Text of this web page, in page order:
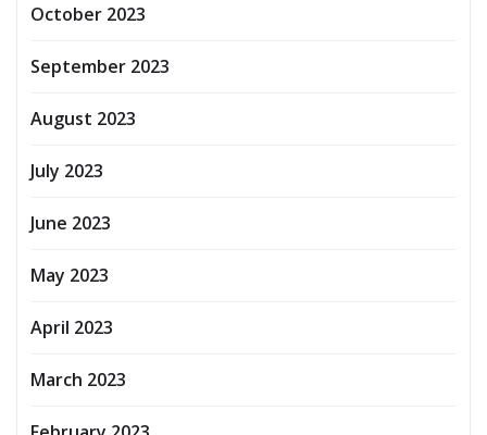
October 2023
September 2023
August 2023
July 2023
June 2023
May 2023
April 2023
March 2023